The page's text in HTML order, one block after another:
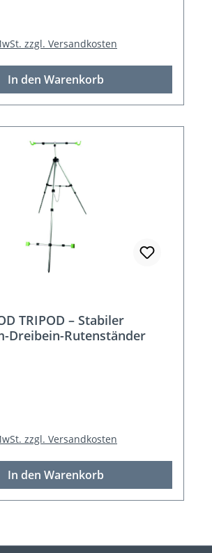
zzgl. Versandkosten
In den Warenkorb
TRIPOD – Stabiler
Dreibein-Rutenständer
zzgl. Versandkosten
In den Warenkorb